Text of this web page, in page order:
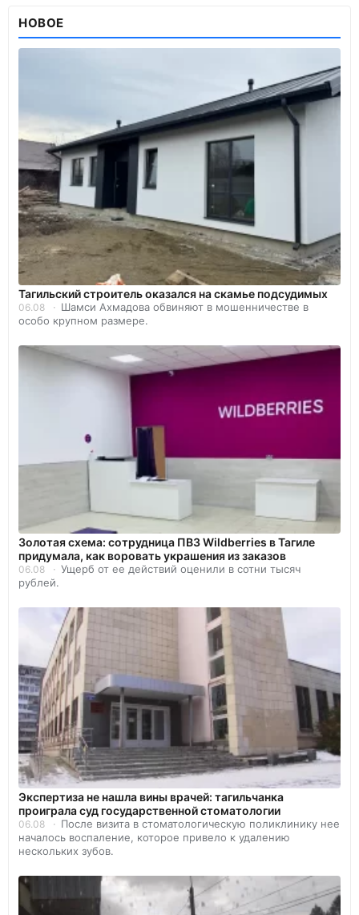
НОВОЕ
Тагильский строитель оказался на скамье подсудимых
06.08
Шамси Ахмадова обвиняют в мошенничестве в
особо крупном размере.
Золотая схема: сотрудница ПВЗ Wildberries в Тагиле
придумала, как воровать украшения из заказов
06.08
Ущерб от ее действий оценили в сотни тысяч
рублей.
Экспертиза не нашла вины врачей: тагильчанка
проиграла суд государственной стоматологии
06.08
После визита в стоматологическую поликлинику нее
началось воспаление, которое привело к удалению
нескольких зубов.